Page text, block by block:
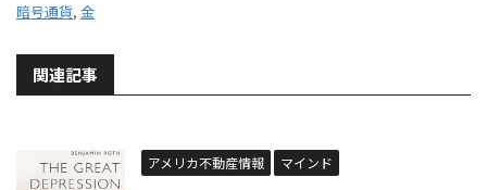
暗号通貨, 金
関連記事
アメリカ不動産情報 マインド